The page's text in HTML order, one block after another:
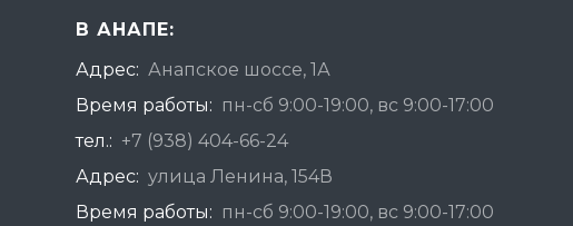
В АНАПЕ:
Адрес: Анапское шоссе, 1А
Время работы: пн-сб 9:00-19:00, вс 9:00-17:00
тел.: +7 (938) 404-66-24
Адрес: улица Ленина, 154В
Время работы: пн-сб 9:00-19:00, вс 9:00-17:00